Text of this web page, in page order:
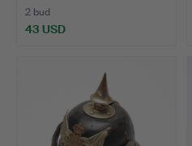
2 bud
43 USD